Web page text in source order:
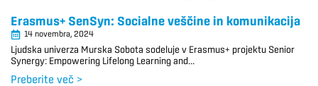
Erasmus+ SenSyn: Socialne veščine in komunikacija
14 novembra, 2024
Ljudska univerza Murska Sobota sodeluje v Erasmus+ projektu Senior
Synergy: Empowering Lifelong Learning and...
Preberite več >